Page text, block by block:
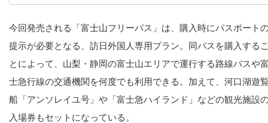
今回発売される「富士山フリーパス」は、購入時にパスポート
提示が必要となる、訪日外国人専用プラン。同パスを購入する
とによって、山梨・静岡の富士山エリアで運行する路線バスや
士急行線の交通機関を何度でも利用できる。加えて、河口湖遊
船「アンソレイユ号」や「富士急ハイランド」などの観光施設
入場券もセットになっている。